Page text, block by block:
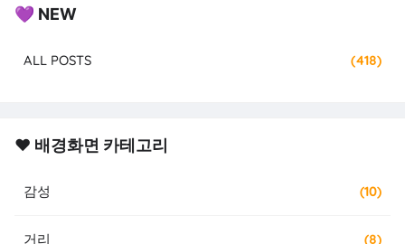
💜 NEW
ALL POSTS (418)
❤️ 배경화면 카테고리
감성 (10)
거리 (8)